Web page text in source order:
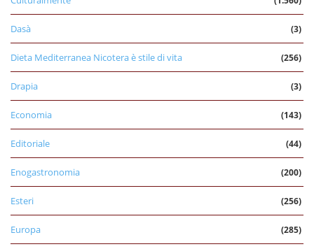
Dasà (3)
Dieta Mediterranea Nicotera è stile di vita (256)
Drapia (3)
Economia (143)
Editoriale (44)
Enogastronomia (200)
Esteri (256)
Europa (285)